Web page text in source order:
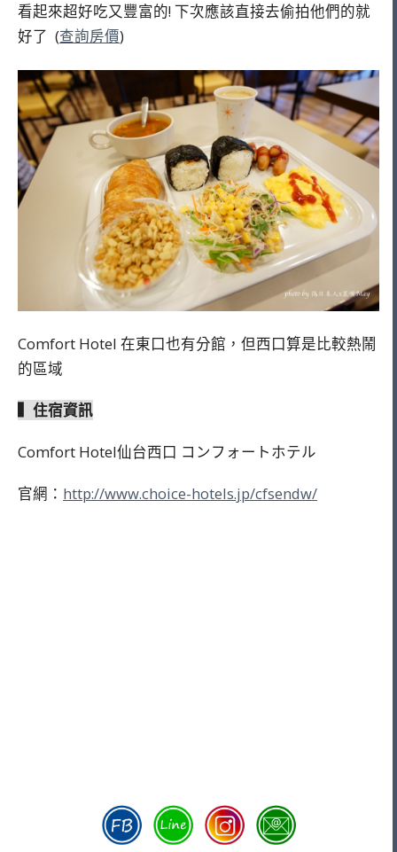
看起來超好吃又豐富的! 下次應該直接去偷拍他們的就
好了 (查詢房價)
Comfort Hotel 在東口也有分館，但西口算是比較熱鬧
的區域
▍住宿資訊
Comfort Hotel仙台西口 コンフォートホテル
官網： http://www.choice-hotels.jp/cfsendw/